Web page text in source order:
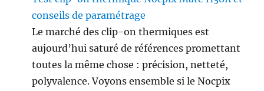
conseils de paramétrage
Le marché des clip-on thermiques est
aujourd’hui saturé de références promettant
toutes la même chose : précision, netteté,
polyvalence. Voyons ensemble si le Nocpix